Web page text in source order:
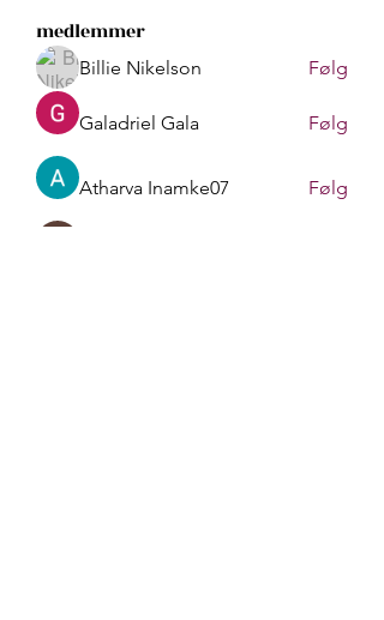
medlemmer
Billie Nikelson Følg
Galadriel Gala Følg
Atharva Inamke07 Følg